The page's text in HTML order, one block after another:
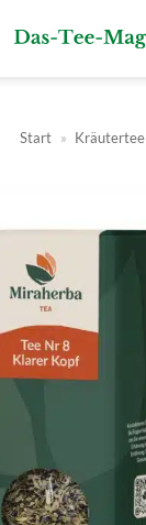
Start » Kräutertee